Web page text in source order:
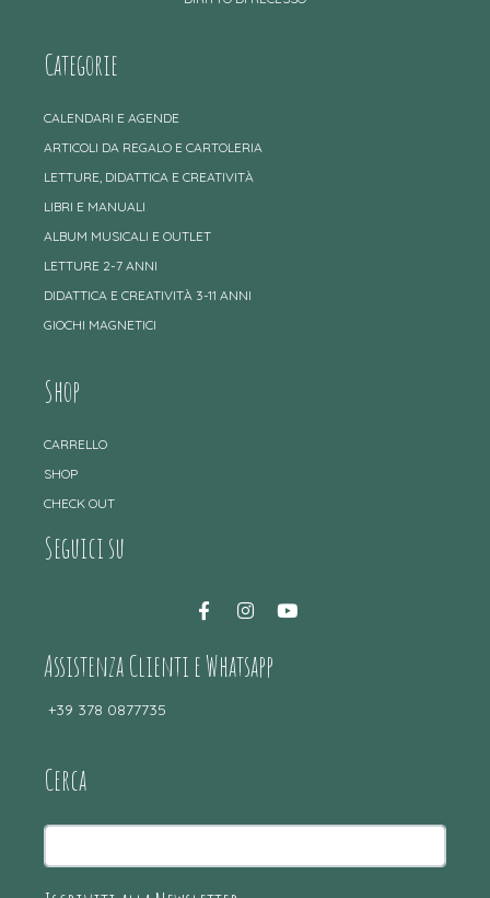
Categorie
CALENDARI E AGENDE
ARTICOLI DA REGALO E CARTOLERIA
LETTURE, DIDATTICA E CREATIVITÀ
LIBRI E MANUALI
ALBUM MUSICALI E OUTLET
LETTURE 2-7 ANNI
DIDATTICA E CREATIVITÀ 3-11 ANNI
GIOCHI MAGNETICI
Shop
CARRELLO
SHOP
CHECK OUT
Seguici su
Assistenza Clienti e Whatsapp
+39 378 0877735
Cerca